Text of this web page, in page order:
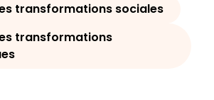
transformations sociales
transformations